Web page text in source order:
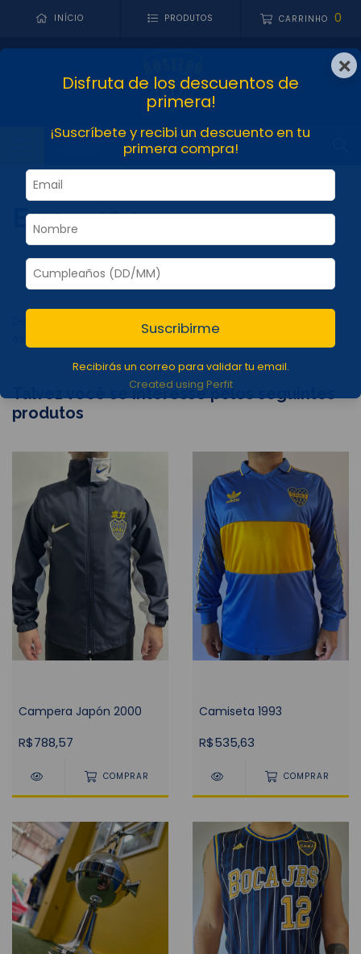
INÍCIO PRODUTOS CARRINHO 0
Erro - 404
Desculpe, mas a página que você está procurando não
Talvez você se interesse pelos seguintes
produtos
Campera Japón 2000
R$788,57
COMPRAR
Camiseta 1993
R$535,63
COMPRAR
×
Disfruta de los descuentos de
primera!
¡Suscríbete y recibi un descuento en tu
primera compra!
Suscribirme
Recibirás un correo para validar tu email.
Created using Perfit